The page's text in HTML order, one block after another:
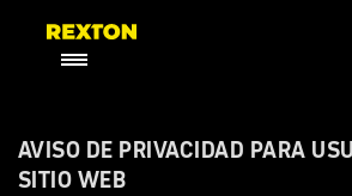
AVISO DE PRIVACIDAD PARA
SITIO WEB